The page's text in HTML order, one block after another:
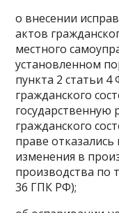
о внесении
актов
местного
установленном
пункта 2 статьи
гражданского
государственную
гражданского
праве
изменения в
производства по
36 ГПК РФ);